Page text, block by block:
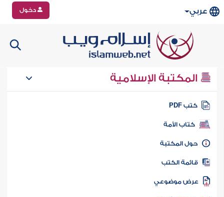
عربي دخول
المكتبة الإسلامية
كتب PDF
كتاب الأمة
المكتبة
الكتب